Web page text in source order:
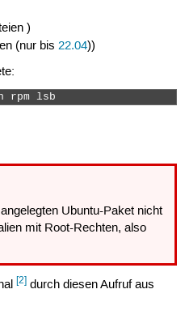
)
(nur bis22.04))
rpm lsb
Ubuntu-Paket nicht
mit Root-Rechten, also
[2]durch diesen Aufruf aus